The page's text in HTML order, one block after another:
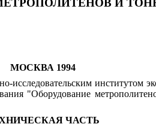
И
МОСКВА 1994
исследовательским институтом
"Оборудование
ЧАСТЬ